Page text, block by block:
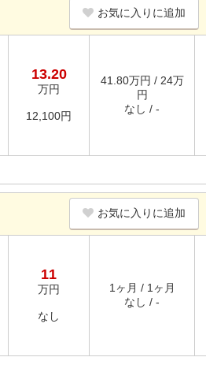
お気に入りに追加
13.20
万円
12,100円
41.80万円 / 24万
円
なし / -
お気に入りに追加
11
万円
なし
1ヶ月 / 1ヶ月
なし / -